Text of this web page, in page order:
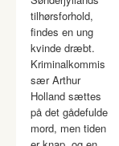
tilhørsforhold,
findes en ung
kvinde dræbt.
Kriminalkommis
sær Arthur
Holland sættes
på det gådefulde
mord, men tiden